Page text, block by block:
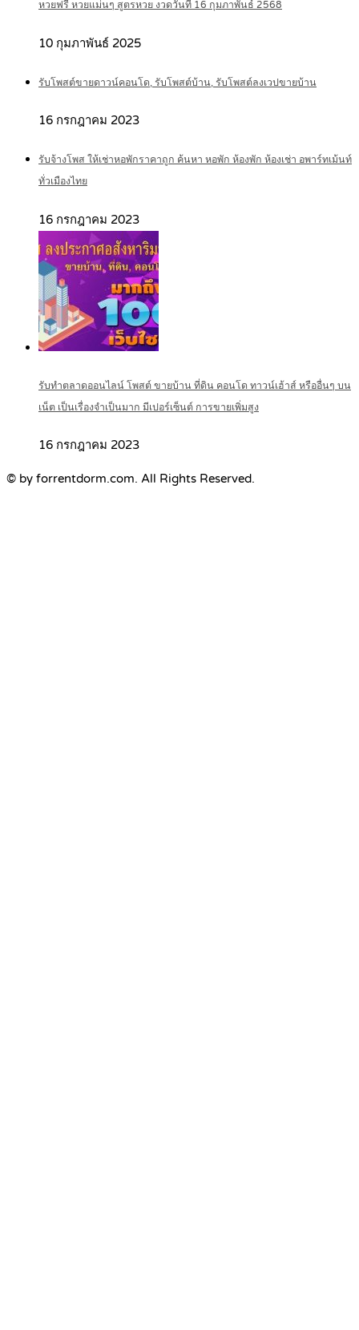
หวยฟรี หวยแม่นๆ สูตรหวย งวดวันที่ 16 กุมภาพันธ์ 2568
10 กุมภาพันธ์ 2025
รับโพสต์ขายดาวน์คอนโด, รับโพสต์บ้าน, รับโพสต์ลงเวปขายบ้าน
16 กรกฎาคม 2023
รับจ้างโพส ให้เช่าหอพักราคาถูก ค้นหา หอพัก ห้องพัก ห้องเช่า อพาร์ทเม้นท์
ทั่วเมืองไทย
16 กรกฎาคม 2023
รับทำตลาดออนไลน์ โพสต์ ขายบ้าน ที่ดิน คอนโด ทาวน์เฮ้าส์ หรืออื่นๆ บน
เน็ต เป็นเรื่องจำเป็นมาก มีเปอร์เซ็นต์ การขายเพิ่มสูง
16 กรกฎาคม 2023
© by forrentdorm.com. All Rights Reserved.